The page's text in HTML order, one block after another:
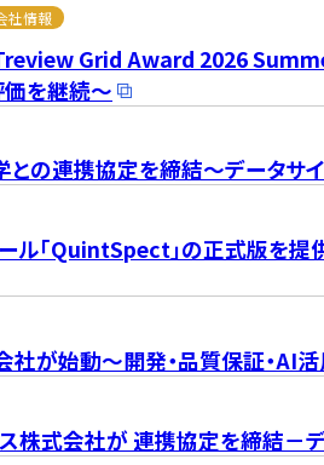
社情報
Grid Award 2026
価を継続～
との連携協定を締結～データ
ル「QuintSpect」の正式版を
社が始動～開発・品質保証・
株式会社が 連携協定を締結－